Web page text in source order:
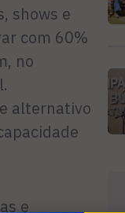
shows e
com 60%
no
alternativo
e